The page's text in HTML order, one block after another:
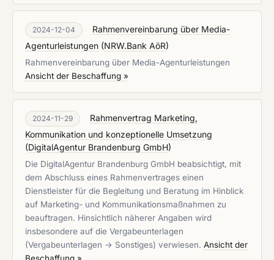
2024-12-04
Rahmenvereinbarung über Media-
Agenturleistungen (NRW.Bank AöR)
Rahmenvereinbarung über Media-Agenturleistungen
Ansicht der Beschaffung »
2024-11-29
Rahmenvertrag Marketing,
Kommunikation und konzeptionelle Umsetzung
(DigitalAgentur Brandenburg GmbH)
Die DigitalAgentur Brandenburg GmbH beabsichtigt, mit
dem Abschluss eines Rahmenvertrages einen
Dienstleister für die Begleitung und Beratung im Hinblick
auf Marketing- und Kommunikationsmaßnahmen zu
beauftragen. Hinsichtlich näherer Angaben wird
insbesondere auf die Vergabeunterlagen
(Vergabeunterlagen -> Sonstiges) verwiesen. Ansicht der